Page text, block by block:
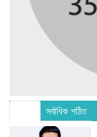
সর্বাধিক পঠিত